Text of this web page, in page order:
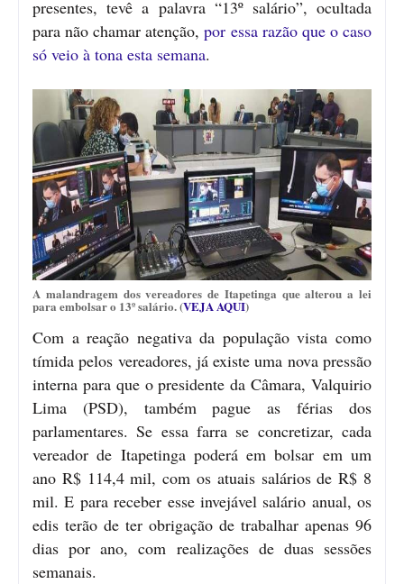
presentes, tevê a palavra “13º salário”, ocultada
para não chamar atenção,por essa razão que o caso
só veio à tona esta semana.
A malandragem dos vereadores de Itapetinga que alterou a lei
para embolsar o 13º salário. (VEJA AQUI)
Com a reação negativa da população vista como
tímida pelos vereadores, já existe uma nova pressão
interna para que o presidente da Câmara, Valquirio
Lima (PSD), também pague as férias dos
parlamentares. Se essa farra se concretizar, cada
vereador de Itapetinga poderá em bolsar em um
ano R$ 114,4 mil, com os atuais salários de R$ 8
mil. E para receber esse invejável salário anual, os
edis terão de ter obrigação de trabalhar apenas 96
dias por ano, com realizações de duas sessões
semanais.